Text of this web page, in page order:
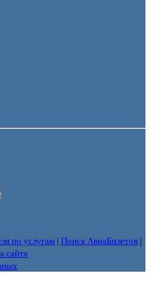
по услугам | Поиск АвиаБилетов |
сайта